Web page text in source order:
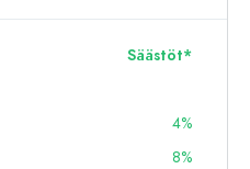
Säästöt*
4%
8%